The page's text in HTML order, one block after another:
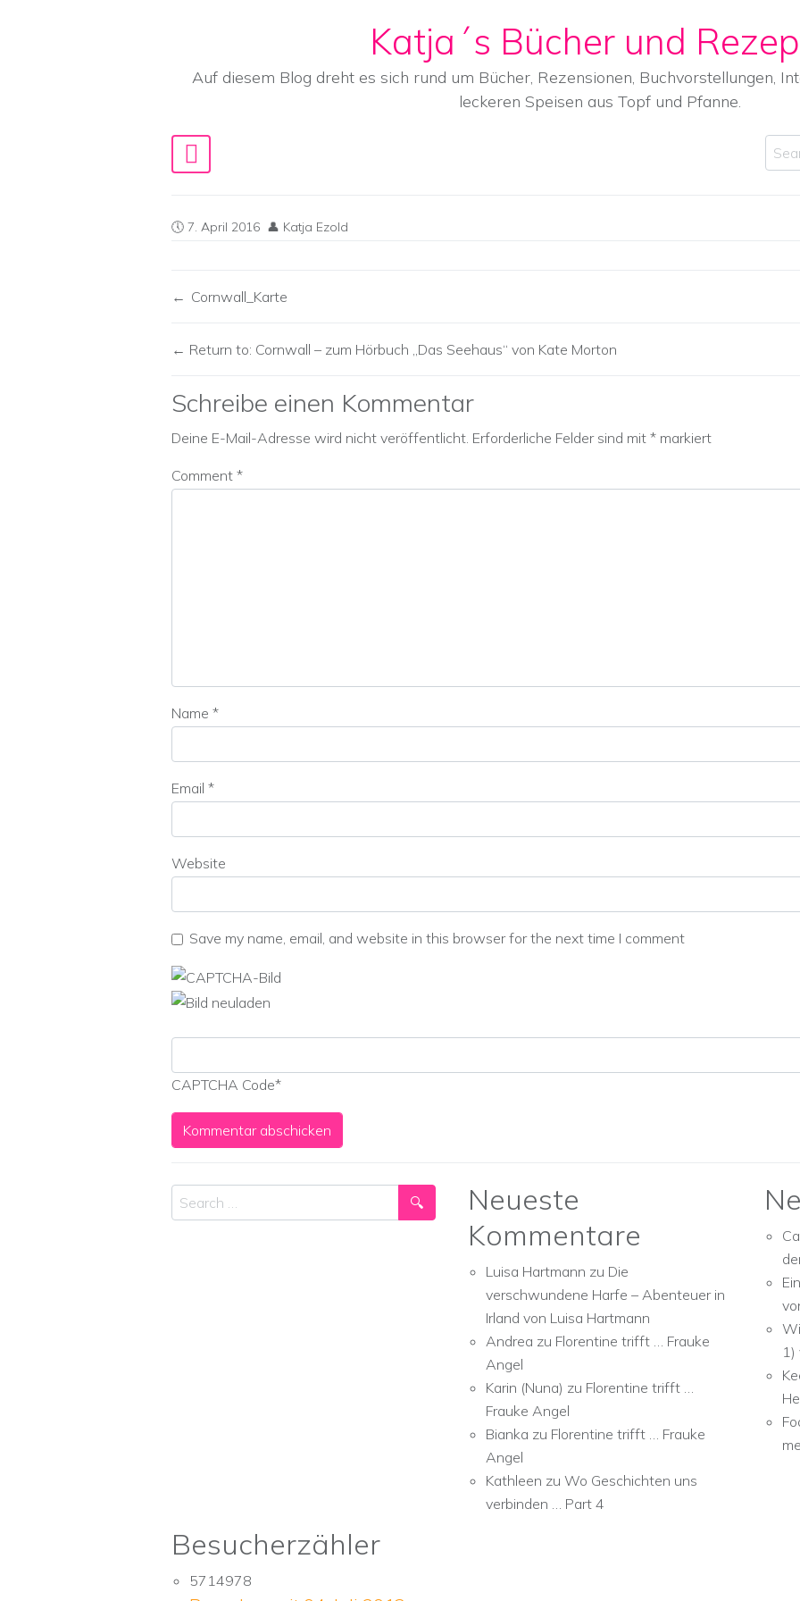
Katja´s Bücher und
Auf diesem Blog dreht es sich rund um Bücher, Rezensionen, Buchvorstellungen,
leckeren Speisen aus Topf und Pfanne.
Main Navigation
Search
7. April 2016 Katja Ezold
Cornwall_Karte
Return to: Cornwall – zum Hörbuch „Das Seehaus“ von Kate Morton
Schreibe einen Kommentar
Deine E-Mail-Adresse wird nicht veröffentlicht. Erforderliche Felder sind mit * markiert
Comment *
Name *
Email *
Website
Save my name, email, and website in this browser for the next time I comment
CAPTCHA Code*
Search
Neueste
Kommentare
Luisa Hartmann zu Die
verschwundene Harfe – Abenteuer in
Irland von Luisa Hartmann
Andrea zu Florentine trifft … Frauke
Angel
Karin (Nuna) zu Florentine trifft …
Frauke Angel
Bianka zu Florentine trifft … Frauke
Angel
Kathleen zu Wo Geschichten uns
verbinden … Part 4
1)
Besucherzähler
5714978